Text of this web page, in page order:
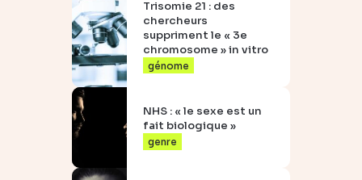
Trisomie 21 : des
chercheurs
suppriment le « 3e
chromosome » in vitro
génome
NHS : « le sexe est un
fait biologique »
genre